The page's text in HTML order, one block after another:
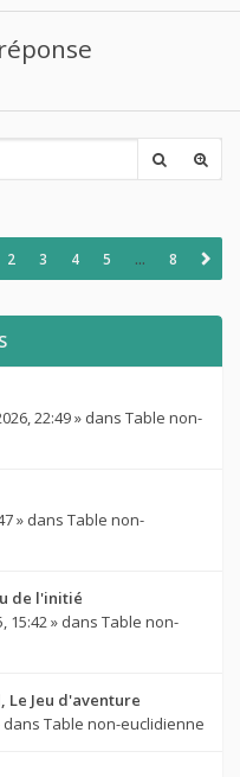
2 3 4 5 … 8
22:49 » dans Table non-
» dans Table non-
de l'initié
15:42 » dans Table non-
Le Jeu d'aventure
dans Table non-euclidienne